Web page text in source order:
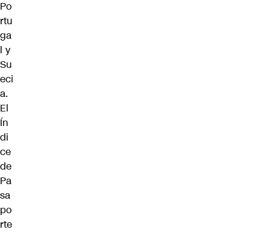
Po
rtu
ga
l y
Su
eci
a.
El
Ín
di
ce
de
Pa
sa
po
rte